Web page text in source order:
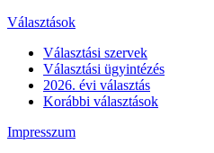
Választások
Választási szervek
Választási ügyintézés
2026. évi választás
Korábbi választások
Impresszum